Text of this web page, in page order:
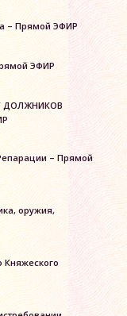
– Прямой ЭФИР
ЭФИР
ДОЛЖНИКОВ
– Прямой
оружия,